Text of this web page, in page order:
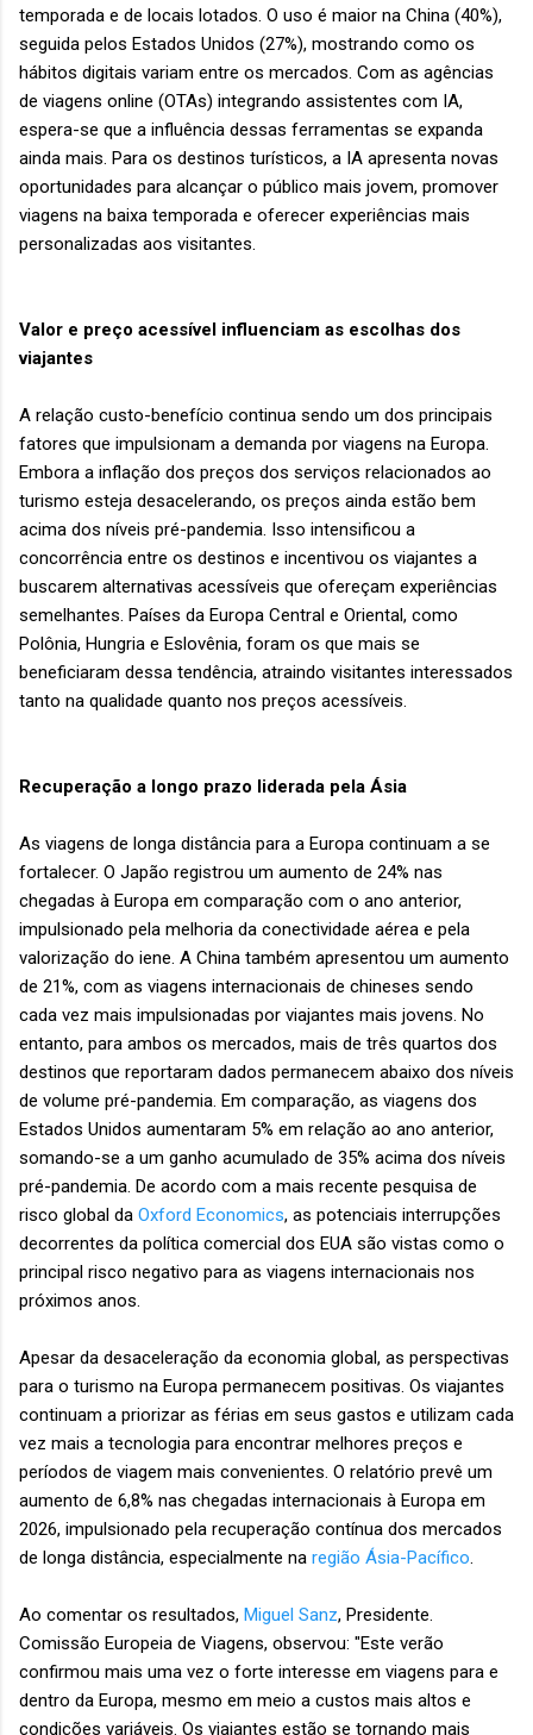
temporada e de locais lotados. O uso é maior na China (40%),
seguida pelos Estados Unidos (27%), mostrando como os
hábitos digitais variam entre os mercados. Com as agências
de viagens online (OTAs) integrando assistentes com IA,
espera-se que a influência dessas ferramentas se expanda
ainda mais. Para os destinos turísticos, a IA apresenta novas
oportunidades para alcançar o público mais jovem, promover
viagens na baixa temporada e oferecer experiências mais
personalizadas aos visitantes.
Valor e preço acessível influenciam as escolhas dos
viajantes
A relação custo-benefício continua sendo um dos principais
fatores que impulsionam a demanda por viagens na Europa.
Embora a inflação dos preços dos serviços relacionados ao
turismo esteja desacelerando, os preços ainda estão bem
acima dos níveis pré-pandemia. Isso intensificou a
concorrência entre os destinos e incentivou os viajantes a
buscarem alternativas acessíveis que ofereçam experiências
semelhantes. Países da Europa Central e Oriental, como
Polônia, Hungria e Eslovênia, foram os que mais se
beneficiaram dessa tendência, atraindo visitantes interessados
​​tanto na qualidade quanto nos preços acessíveis.
Recuperação a longo prazo liderada pela Ásia
As viagens de longa distância para a Europa continuam a se
fortalecer. O Japão registrou um aumento de 24% nas
chegadas à Europa em comparação com o ano anterior,
impulsionado pela melhoria da conectividade aérea e pela
valorização do iene. A China também apresentou um aumento
de 21%, com as viagens internacionais de chineses sendo
cada vez mais impulsionadas por viajantes mais jovens. No
entanto, para ambos os mercados, mais de três quartos dos
destinos que reportaram dados permanecem abaixo dos níveis
de volume pré-pandemia. Em comparação, as viagens dos
Estados Unidos aumentaram 5% em relação ao ano anterior,
somando-se a um ganho acumulado de 35% acima dos níveis
pré-pandemia. De acordo com a mais recente pesquisa de
risco global da Oxford Economics, as potenciais interrupções
decorrentes da política comercial dos EUA são vistas como o
principal risco negativo para as viagens internacionais nos
próximos anos.
Apesar da desaceleração da economia global, as perspectivas
para o turismo na Europa permanecem positivas. Os viajantes
continuam a priorizar as férias em seus gastos e utilizam cada
vez mais a tecnologia para encontrar melhores preços e
períodos de viagem mais convenientes. O relatório prevê um
aumento de 6,8% nas chegadas internacionais à Europa em
2026, impulsionado pela recuperação contínua dos mercados
de longa distância, especialmente na região Ásia-Pacífico.
Ao comentar os resultados, Miguel Sanz, Presidente.
Comissão Europeia de Viagens, observou: "Este verão
confirmou mais uma vez o forte interesse em viagens para e
dentro da Europa, mesmo em meio a custos mais altos e
condições variáveis. Os viajantes estão se tornando mais